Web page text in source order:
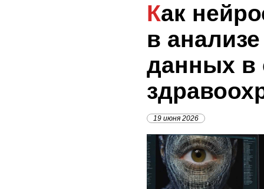
Как нейросети помогают
в
данных в
19 июня 2026